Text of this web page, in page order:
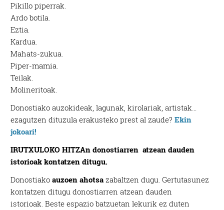
Pikillo piperrak.
Ardo botila.
Eztia.
Kardua.
Mahats-zukua.
Piper-mamia.
Teilak.
Molineritoak.
Donostiako auzokideak, lagunak, kirolariak, artistak…
ezagutzen dituzula erakusteko prest al zaude?Ekin
jokoari!
IRUTXULOKO HITZAn donostiarren atzean dauden
istorioak kontatzen ditugu.
Donostiakoauzoen ahotsa zabaltzen dugu. Gertutasunez
kontatzen ditugu donostiarren atzean dauden
istorioak. Beste espazio batzuetan lekurik ez duten